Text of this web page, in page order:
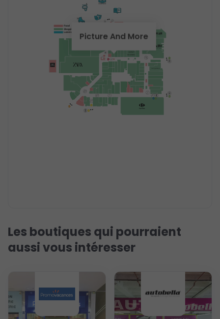
Food
Shopping
Loisirs
Picture And More
Les boutiques qui pourraient
aussi vous intéresser